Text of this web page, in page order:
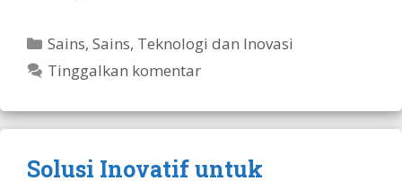
Kategori
Sains,Sains, Teknologi dan Inovasi
Tinggalkan komentar
Solusi Inovatif untuk